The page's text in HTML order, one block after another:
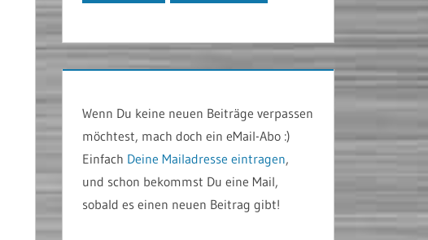
Wenn Du keine neuen Beiträge verpassen
möchtest, mach doch ein eMail-Abo :)
Einfach Deine Mailadresse eintragen,
und schon bekommst Du eine Mail,
sobald es einen neuen Beitrag gibt!